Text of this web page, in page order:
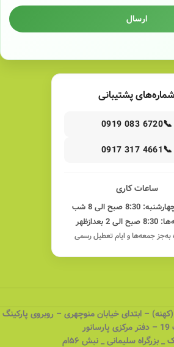
ارسال
شماره‌های پشتیبانی
📞
0919 083 6720
📞
0917 317 4661
ساعات کاری
8:30 صبح الی 8 شب
2 بعدازظهر
به‌جز جمعه‌ها و ایام تعطیل رسمی
– ابتدای خیابان منوچهری – روبروی پارکینگ
_ بزرگراه سلیمانی _ نبش ۵۶ام